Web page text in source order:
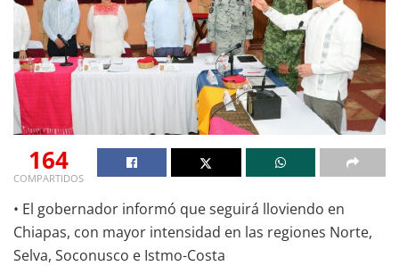
164
COMPARTIDOS
• El gobernador informó que seguirá lloviendo en
Chiapas, con mayor intensidad en las regiones Norte,
Selva, Soconusco e Istmo-Costa